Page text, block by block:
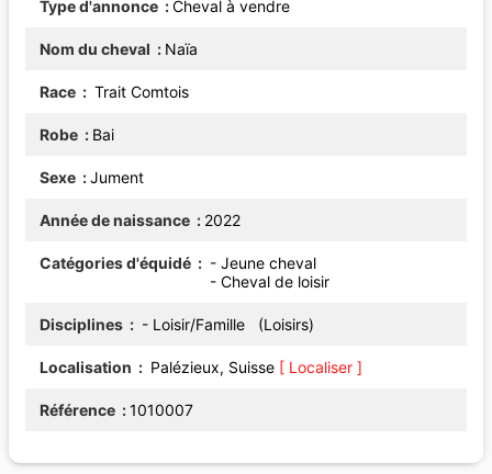
Type d'annonce Cheval à vendre
Nom du cheval Naïa
Race Trait Comtois
Robe Bai
Sexe Jument
Année de naissance 2022
Catégories d'équidé
- Jeune cheval
- Cheval de loisir
Disciplines - Loisir/Famille (Loisirs)
Localisation Palézieux, Suisse [ Localiser ]
Référence 1010007